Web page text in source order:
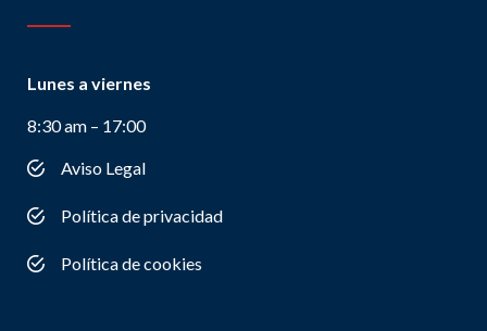
Lunes a viernes
8:30 am – 17:00
Aviso Legal
Política de privacidad
Política de cookies